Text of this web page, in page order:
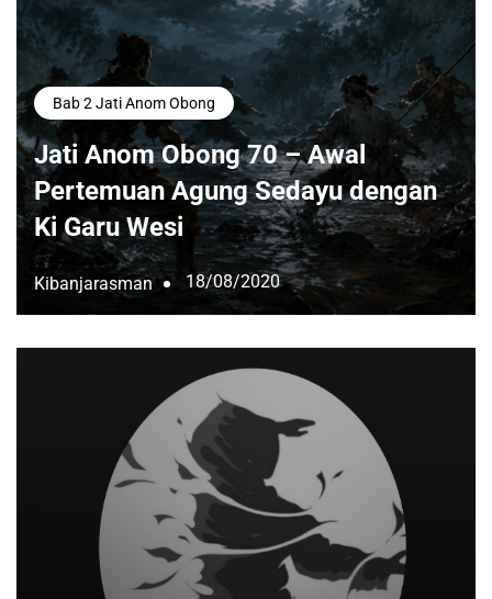
Bab 2 Jati Anom Obong
Jati Anom Obong 70 – Awal
Pertemuan Agung Sedayu dengan
Ki Garu Wesi
Kibanjarasman 18/08/2020